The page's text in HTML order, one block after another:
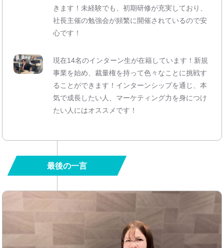
きます！未経験でも、初期研修が充実しており、
社長主催の勉強会が頻繁に開催されているので安
心です！
現在14名のインターン生が在籍しています！新規
事業を始め、裁量権を持って色々なことに挑戦す
ることができます！インターンシップを通じ、本
気で成長したい人、マーケティング力を身につけ
たい人にはオススメです！
最後の一言